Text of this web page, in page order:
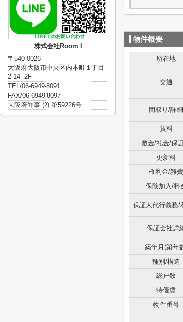
物件概要
所在地
交通
間取り/詳細
賃料
敷金/礼金/保
更新料
権利金/雑費
保険加入/料
保証人代行義務/
保証会社詳
築年月(築年
種別/構造
総戸数
特優賃
物件番号
株式会社Room I
〒540-0026
大阪府大阪市中央区内本町１丁目
2-14 -2F
TEL/06-6949-8091
FAX/06-6949-8097
大阪府知事 (2) 第59226号